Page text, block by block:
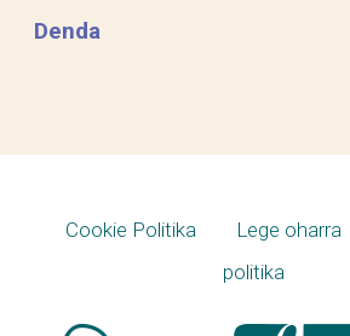
Denda
Cookie Politika Lege oharra
politika